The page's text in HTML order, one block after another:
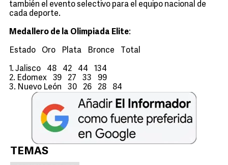
también el evento selectivo para el equipo nacional de
cada deporte.
Medallero de la Olimpiada Elite:
Estado Oro Plata Bronce Total
1. Jalisco 48 42 44 134
2. Edomex 39 27 33 99
3. Nuevo León 30 26 28 84
TEMAS